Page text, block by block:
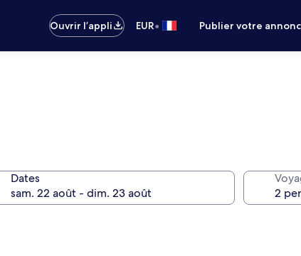
Ouvrir l’appli
EUR• Publier votre
Dates